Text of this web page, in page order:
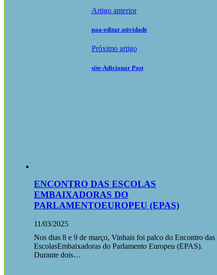
Artigo anterior
paa-editar atividade
Próximo artigo
site-Adicionar Post
ENCONTRO DAS ESCOLAS
EMBAIXADORAS DO
PARLAMENTOEUROPEU (EPAS)
11/03/2025
Nos dias 8 e 9 de março, Vinhais foi palco do Encontro das
EscolasEmbaixadoras do Parlamento Europeu (EPAS).
Durante dois…